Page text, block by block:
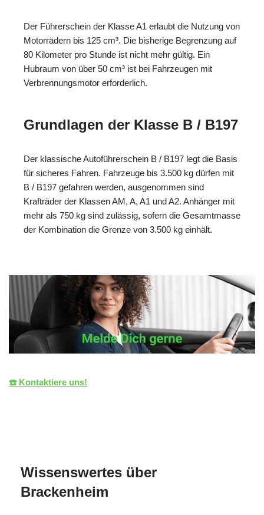
Der Führerschein der Klasse A1 erlaubt die Nutzung von
Motorrädern bis 125 cm³. Die bisherige Begrenzung auf
80 Kilometer pro Stunde ist nicht mehr gültig. Ein
Hubraum von über 50 cm³ ist bei Fahrzeugen mit
Verbrennungsmotor erforderlich.
Grundlagen der Klasse B / B197
Der klassische Autoführerschein B / B197 legt die Basis
für sicheres Fahren. Fahrzeuge bis 3.500 kg dürfen mit
B / B197 gefahren werden, ausgenommen sind
Krafträder der Klassen AM, A, A1 und A2. Anhänger mit
mehr als 750 kg sind zulässig, sofern die Gesamtmasse
der Kombination die Grenze von 3.500 kg einhält.
☎️ Kontaktiere uns!
Wissenswertes über
Brackenheim